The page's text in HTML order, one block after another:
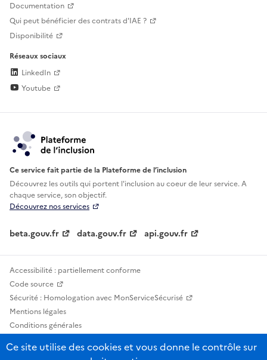
Documentation
Qui peut bénéficier des contrats d'IAE ?
Disponibilité
Réseaux sociaux
LinkedIn
Youtube
Ce service fait partie de la Plateforme de l’inclusion
Découvrez les outils qui portent l'inclusion aucoeur de leur service. A
chaque service, son objectif.
Découvrez nos services
beta.gouv.fr data.gouv.fr api.gouv.fr
Accessibilité : partiellement conforme
Code source
Sécurité : Homologation avec MonServiceSécurisé
Mentions légales
Conditions générales
Statistiques, lexiques et indicateurs
Ce site utilise des cookies et vous donne le contrôle sur